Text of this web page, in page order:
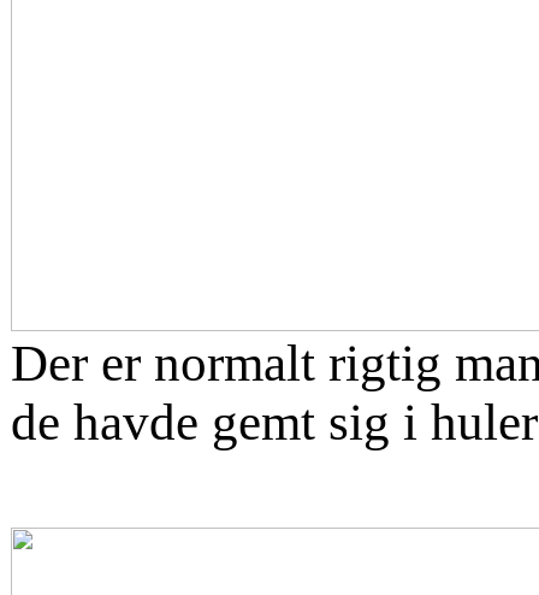
Der er normalt rigtig
de havde gemt sig i